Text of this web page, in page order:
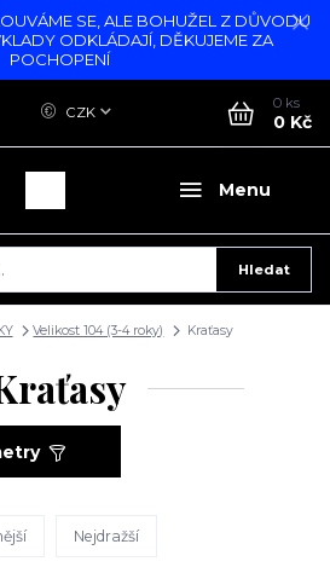
SE, ALE BOHUŽEL Z DŮVODU
ODKLÁDAJÍ, DĚKUJEME ZA
POCHOPENÍ
Menu
CZK
Hledat
0 ks
0 Kč
Velikost 104 (3-4 roky) Kraťasy
Nejdražší